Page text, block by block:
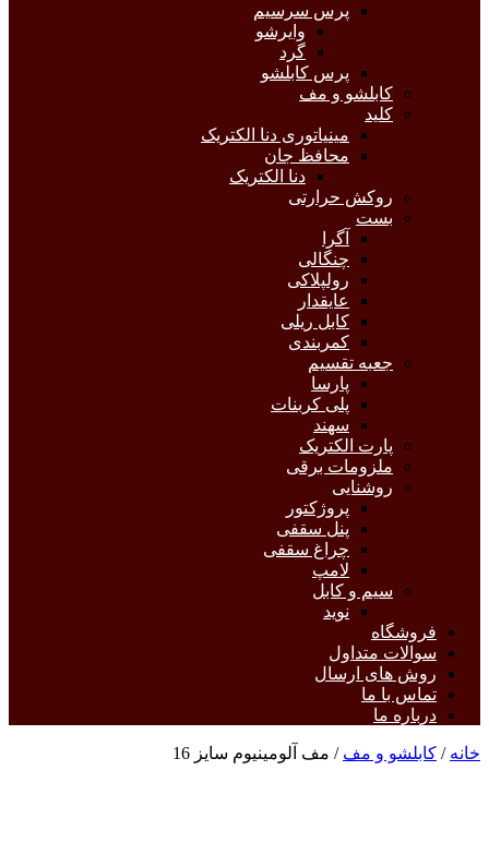
پرس سرسیم
وایرشو
گرد
پرس کابلشو
کابلشو و مف
کلید
مینیاتوری دنا الکتریک
محافظ جان
دنا الکتریک
روکش حرارتی
بست
آگرا
چنگالی
رولپلاکی
عایقدار
کابل ریلی
کمربندی
جعبه تقسیم
پارسا
پلی کربنات
سهند
پارت الکتریک
ملزومات برقی
روشنایی
پروژکتور
پنل سقفی
چراغ سقفی
لامپ
سیم و کابل
نوید
فروشگاه
سوالات متداول
روش های ارسال
تماس با ما
درباره ما
خانه / کابلشو و مف / مف آلومینیوم سایز 16